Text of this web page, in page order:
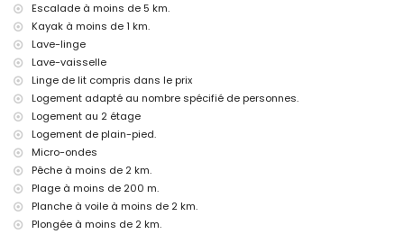
Divertissements et activités de loisirs pour vos vacances à Jávea,
Costa Blanca
bar, promenade (Paseo Marítimo et Jávea) (à moins de 500 mètres
de la maison)
cinéma (à moins de 1000 mètres de la maison)
théâtre et discothèque (à moins de 5 kilomètres de la maison)
Sites touristiques et culture à Jávea, Costa Blanca
musée (Histórico de Jávea), église (San Bartolomé, Jávea), ruine
(Molinos de Viento, Jávea), monument (Pueblo Histórico, Jávea),
Histórico et Jávea) (à moins de 5 kilomètres de l'hébergement)
château (Portal de la Vila et Denia) (à moins de 25 kilomètres de
l'hébergement)
Escalade à moins de 5 km.
Kayak à moins de 1 km.
Lave-linge
Lave-vaisselle
Linge de lit compris dans le prix
Logement adapté au nombre spécifié de personnes.
Logement au 2 étage
Logement de plain-pied.
Micro-ondes
Pêche à moins de 2 km.
Plage à moins de 200 m.
Planche à voile à moins de 2 km.
Plongée à moins de 2 km.